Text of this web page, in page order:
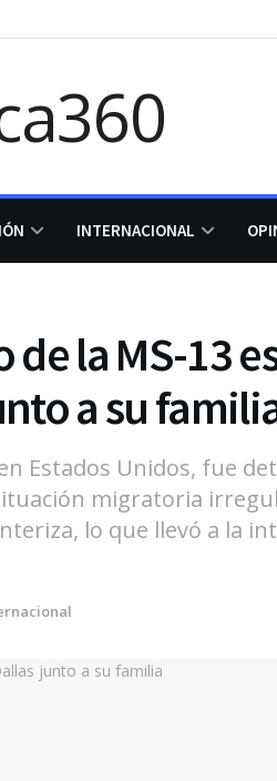
INTERNACIONAL
la MS-13
a su
Estados Unidos, fue
migratoria
lo que llevó a la